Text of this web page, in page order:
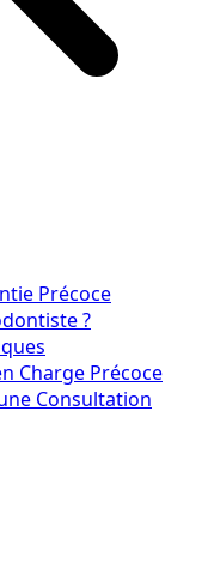
Précoce
?
Charge Précoce
Consultation